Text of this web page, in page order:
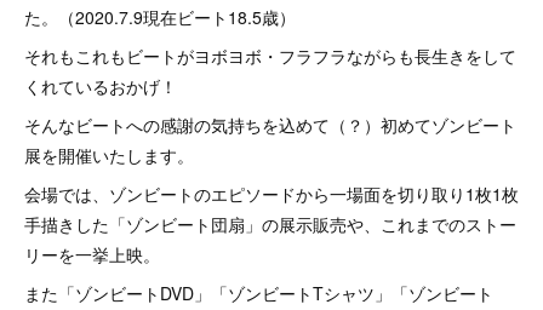
た。（2020.7.9現在ビート18.5歳）
それもこれもビートがヨボヨボ・フラフラながらも長生きをして
くれているおかげ！
そんなビートへの感謝の気持ちを込めて（？）初めてゾンビート
展を開催いたします。
会場では、ゾンビートのエピソードから一場面を切り取り1枚1枚
手描きした「ゾンビート団扇」の展示販売や、これまでのストー
リーを一挙上映。
また「ゾンビートDVD」「ゾンビートTシャツ」「ゾンビート